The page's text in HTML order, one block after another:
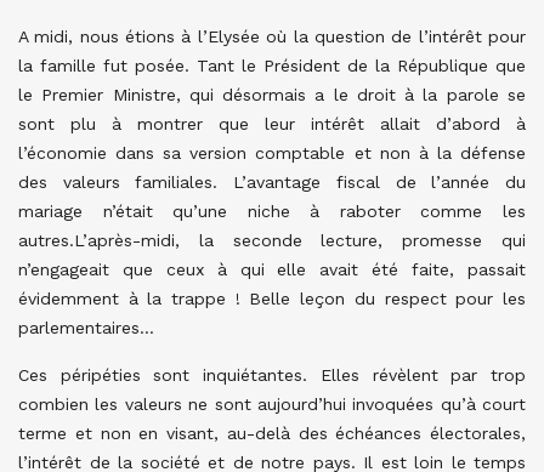
A midi, nous étions à l’Elysée où la question de l’intérêt pour
la famille fut posée. Tant le Président de la République que
le Premier Ministre, qui désormais a le droit à la parole se
sont plu à montrer que leur intérêt allait d’abord à
l’économie dans sa version comptable et non à la défense
des valeurs familiales. L’avantage fiscal de l’année du
mariage n’était qu’une niche à raboter comme les
autres.L’après-midi, la seconde lecture, promesse qui
n’engageait que ceux à qui elle avait été faite, passait
évidemment à la trappe ! Belle leçon du respect pour les
parlementaires…
Ces péripéties sont inquiétantes. Elles révèlent par trop
combien les valeurs ne sont aujourd’hui invoquées qu’à court
terme et non en visant, au-delà des échéances électorales,
l’intérêt de la société et de notre pays. Il est loin le temps